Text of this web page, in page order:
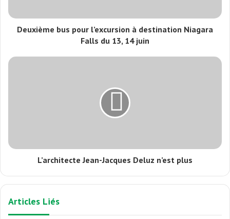
Deuxième bus pour l’excursion à destination Niagara
Falls du 13, 14 juin
L’architecte Jean-Jacques Deluz n’est plus
Articles Liés